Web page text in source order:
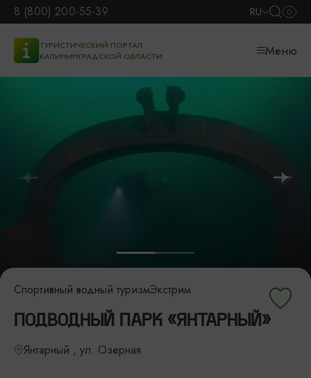
8 (800) 200-55-39 RU
ТУРИСТИЧЕСКИЙ ПОРТАЛ
КАЛИНИНГРАДСКОЙ ОБЛАСТИ
Меню
Спортивный водный туризмЭкстрим
ПОДВОДНЫЙ ПАРК «ЯНТАРНЫЙ»
Янтарный , ул. Озерная